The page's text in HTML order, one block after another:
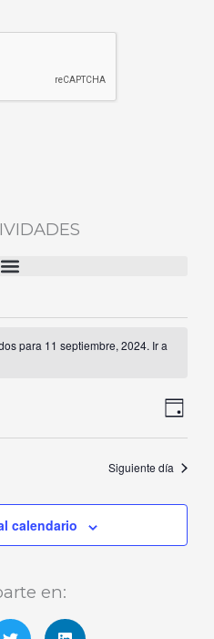
para 11 septiembre, 2024. Ir a
de
vistas
de
Día
Siguiente día
calendario
en: